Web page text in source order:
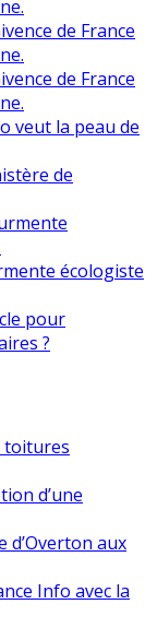
de France
de France
veut la peau de
de
écologiste
pour
?
toitures
d’une
d’Overton aux
Info avec la